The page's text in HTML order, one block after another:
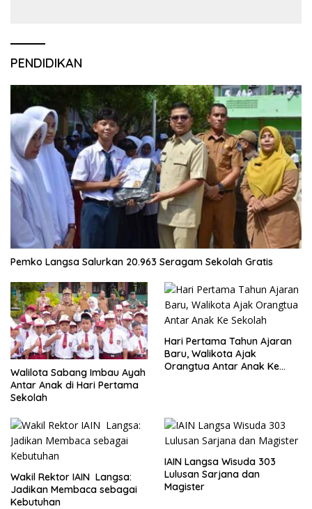
PENDIDIKAN
Pemko Langsa Salurkan 20.963 Seragam Sekolah Gratis
Walilota Sabang Imbau Ayah
Antar Anak di Hari Pertama
Sekolah
Hari Pertama Tahun Ajaran
Baru, Walikota Ajak
Orangtua Antar Anak Ke
Wakil Rektor IAIN Langsa:
Jadikan Membaca sebagai
Kebutuhan
IAIN Langsa Wisuda 303
Lulusan Sarjana dan
Magister